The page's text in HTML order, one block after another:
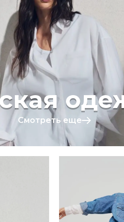
Смотреть еще